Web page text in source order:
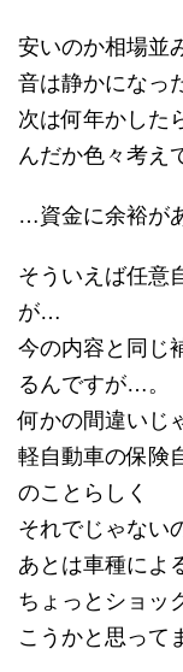
安いのか相場並
音は静かになっ
次は何年かした
んだか色々考え
…資金に余裕が
そういえば任意
が…
今の内容と同じ
るんですが…。
何かの間違いじ
軽自動車の保険
のことらしく
それでじゃない
あとは車種によ
ちょっとショッ
こうかと思って